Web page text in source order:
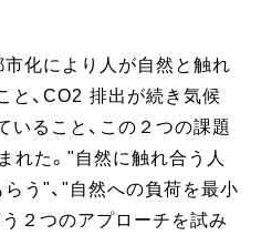
市化により人が⾃然と触れ
と、CO2 排出が続き気候
ること、この２つの課題
れた。"自然に触れ合う人
う"、"自然への負荷を最小
２つのアプローチを試み